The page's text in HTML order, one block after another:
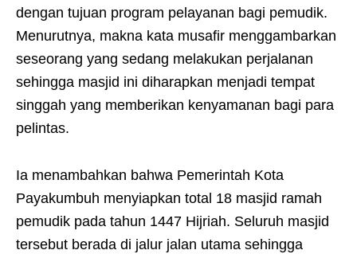
dengan tujuan program pelayanan bagi pemudik.
Menurutnya, makna kata musafir menggambarkan
seseorang yang sedang melakukan perjalanan
sehingga masjid ini diharapkan menjadi tempat
singgah yang memberikan kenyamanan bagi para
pelintas.
Ia menambahkan bahwa Pemerintah Kota
Payakumbuh menyiapkan total 18 masjid ramah
pemudik pada tahun 1447 Hijriah. Seluruh masjid
tersebut berada di jalur jalan utama sehingga